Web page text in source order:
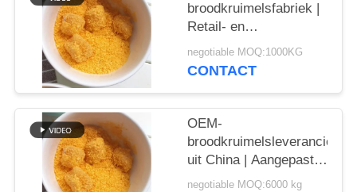
broodkruimelsfabriek |
Retail- en
bulkverpakkingsopties
negotiable MOQ:1000KG
CONTACT
OEM-
broodkruimelsleverancier
uit China | Aangepaste
formule en private label
negotiable MOQ:6000 kg